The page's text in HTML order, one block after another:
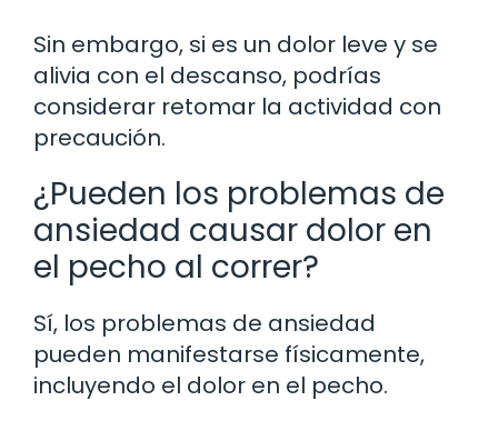
Sin embargo, si es un dolor leve y se
alivia con el descanso, podrías
considerar retomar la actividad con
precaución.
¿Pueden los problemas de
ansiedad causar dolor en
el pecho al correr?
Sí, los problemas de ansiedad
pueden manifestarse físicamente,
incluyendo el dolor en el pecho.